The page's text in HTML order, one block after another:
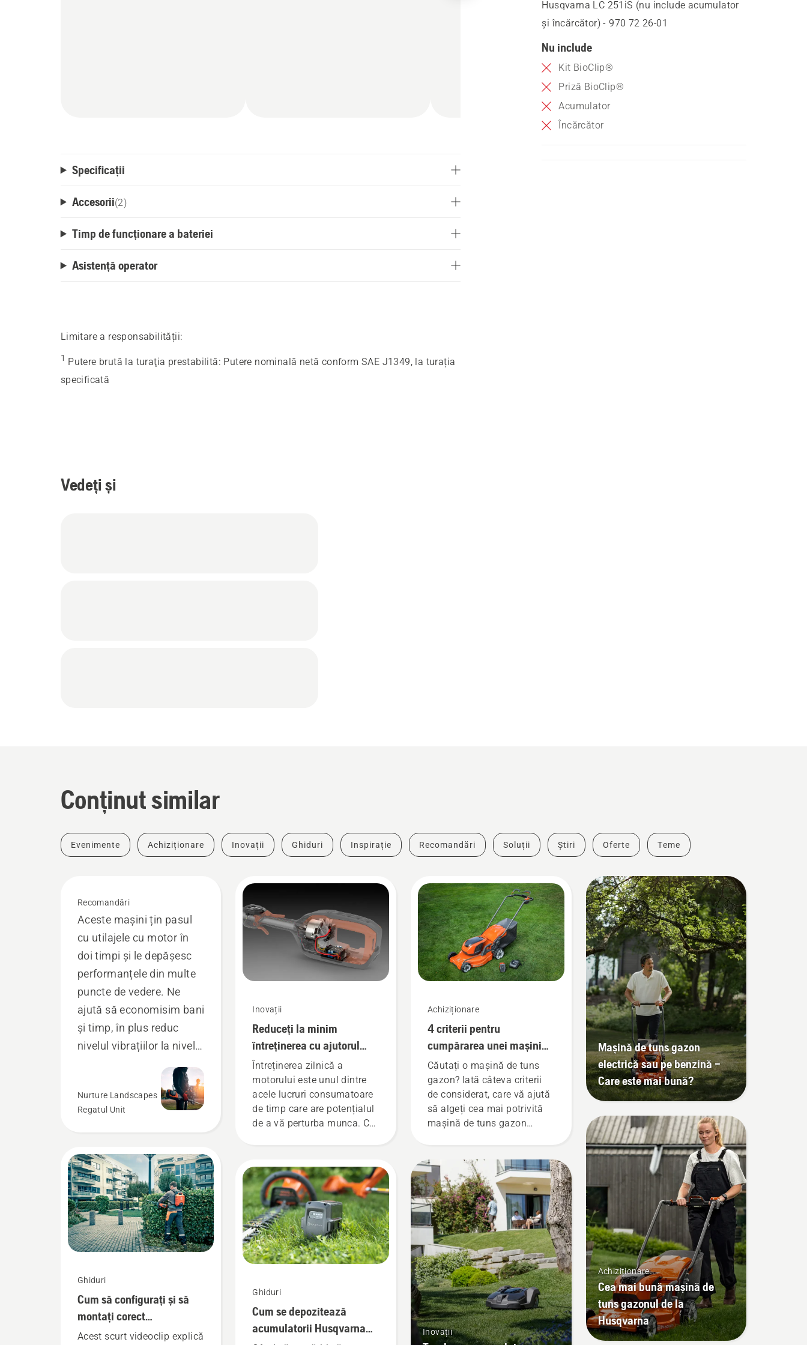
Husqvarna LC 251iS (nu include acumulator
și încărcător) - 970 72 26‑01
Nu include
Kit BioClip®
Priză BioClip®
Acumulator
Încărcător
Specificații
Accesorii(2)
Timp de funcționare a bateriei
Asistență operator
Limitare a responsabilității:
1 Putere brută la turaţia prestabilită: Putere nominală netă conform SAE J1349, la turația
specificată
Vedeți și
Conținut similar
Evenimente Achiziționare Inovații Ghiduri Inspirație Recomandări Soluții Știri Oferte Teme
Recomandări
Aceste mașini țin pasul
cu utilajele cu motor în
doi timpi și le depășesc
performanțele din multe
puncte de vedere. Ne
ajută să economisim bani
și timp, în plus reduc
nivelul vibrațiilor la nivelul
Nurture Landscapes
Regatul Unit
Ghiduri
Cum să configurați și să
montați corect
acumulatorul (bateria) de
Acest scurt videoclip explică
Inovații
Reduceți la minim
întreținerea cu ajutorul
uneltelor pe acumulatori
Întreținerea zilnică a
motorului este unul dintre
acele lucruri consumatoare
de timp care are potențialul
de a vă perturba munca. Cu
problemă este mult redusă.
Ghiduri
Cum se depozitează
acumulatorii Husqvarna
Achiziționare
4 criterii pentru
cumpărarea unei mașini
de tuns gazon
Căutați o mașină de tuns
gazon? Iată câteva criterii
de considerat, care vă ajută
să algeți cea mai potrivită
mașină de tuns gazon
Inovații
Mașină de tuns gazon
electrică sau pe benzină –
Care este mai bună?
Achiziționare
Cea mai bună mașină de
tuns gazonul de la
Husqvarna